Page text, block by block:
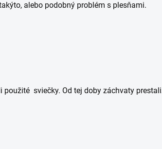
alebo podobný problém s plesňami.
sviečky. Od tej doby záchvaty